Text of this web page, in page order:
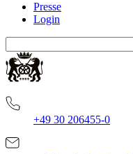
Presse
Login
+49 30 206455-0